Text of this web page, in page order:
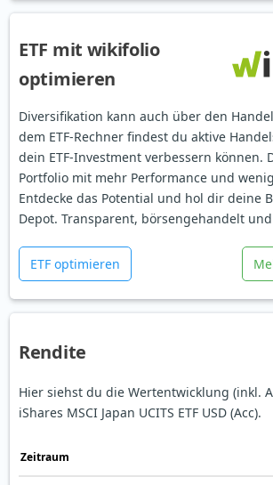
ETF mit wikifolio
optimieren
Diversifikation kann auch über den
dem ETF-Rechner findest du aktive
dein ETF-Investment verbessern können.
Portfolio mit mehr Performance und
Entdecke das Potential und hol dir deine
Depot. Transparent, börsengehandelt
ETF optimieren
Rendite
Hier siehst du die Wertentwicklung (inkl.
iShares MSCI Japan UCITS ETF USD (Acc).
Zeit­raum